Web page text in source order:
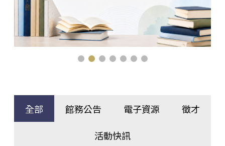
全部 館務公告 電子資源 徵才
活動快訊